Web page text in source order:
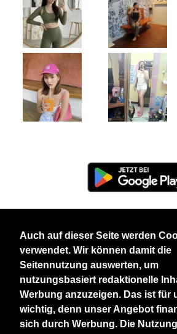
Auch auf dieser Seite werden
verwendet. Wir können damit die
Seitennutzung auswerten, um
nutzungsbasiert redaktionelle
Werbung anzuzeigen. Das ist für
wichtig, denn unser Angebot
sich durch Werbung. Die
Datenschutzerklärung AGB
Nehmen Sie Kontakt mit uns auf
Unsere anderen